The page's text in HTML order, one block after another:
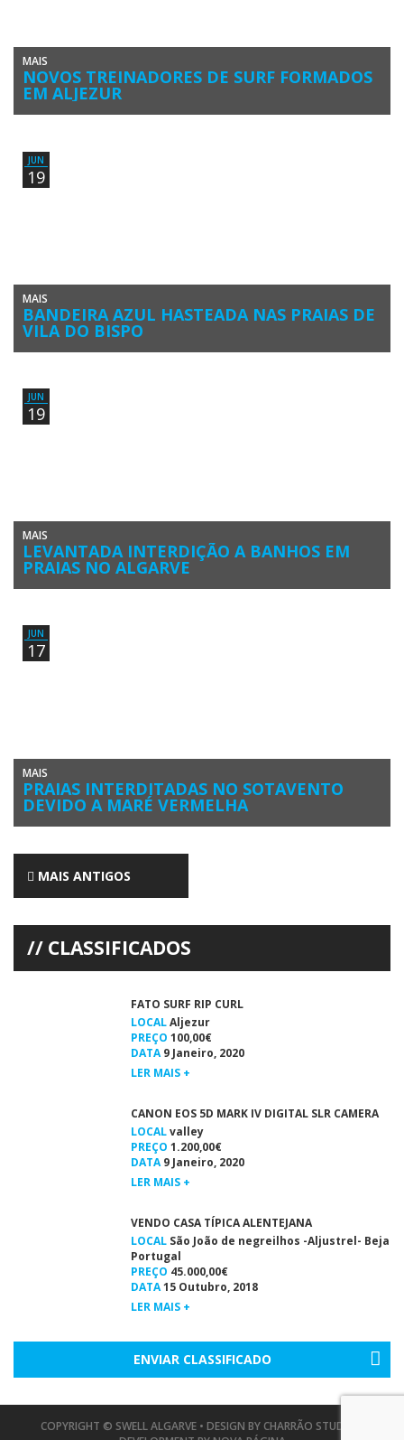
MAIS
NOVOS TREINADORES DE SURF FORMADOS
EM ALJEZUR
Terminou a fase curricular do segundo Curso de Formação de
JUN
19
MAIS
BANDEIRA AZUL HASTEADA NAS PRAIAS DE
VILA DO BISPO
Vila do Bispo voltou a hastear a Bandeira Azul nas praias do
JUN
19
MAIS
LEVANTADA INTERDIÇÃO A BANHOS EM
PRAIAS NO ALGARVE
A Agência Portuguesa do Ambiente anunciou esta quarta-feira, 19 de
JUN
17
MAIS
PRAIAS INTERDITADAS NO SOTAVENTO
DEVIDO A MARÉ VERMELHA
As praias entre a Ilha do Farol (Olhão), Vilamoura e até à Rocha
MAIS ANTIGOS
CLASSIFICADOS
FATO SURF RIP CURL
LOCALAljezur
PREÇO 100,00€
DATA9 Janeiro, 2020
LER MAIS +
CANON EOS 5D MARK IV DIGITAL SLR CAMERA
LOCALvalley
PREÇO 1.200,00€
DATA9 Janeiro, 2020
LER MAIS +
VENDO CASA TÍPICA ALENTEJANA
LOCAL São João de negreilhos -Aljustrel- Beja
Portugal
PREÇO 45.000,00€
DATA15 Outubro, 2018
LER MAIS +
ENVIAR CLASSIFICADO
COPYRIGHT © SWELL ALGARVE • DESIGN BY CHARRÃO STUDIO